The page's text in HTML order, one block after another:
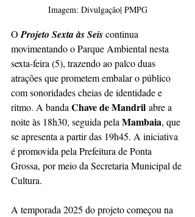
Imagem: Divulgação| PMPG
O Projeto Sexta às Seis continua
movimentando o Parque Ambiental nesta
sexta-feira (5), trazendo ao palco duas
atrações que prometem embalar o público
com sonoridades cheias de identidade e
ritmo. A banda Chave de Mandril abre a
noite às 18h30, seguida pela Mambaia, que
se apresenta a partir das 19h45. A iniciativa
é promovida pela Prefeitura de Ponta
Grossa, por meio da Secretaria Municipal de
Cultura.
A temporada 2025 do projeto começou na